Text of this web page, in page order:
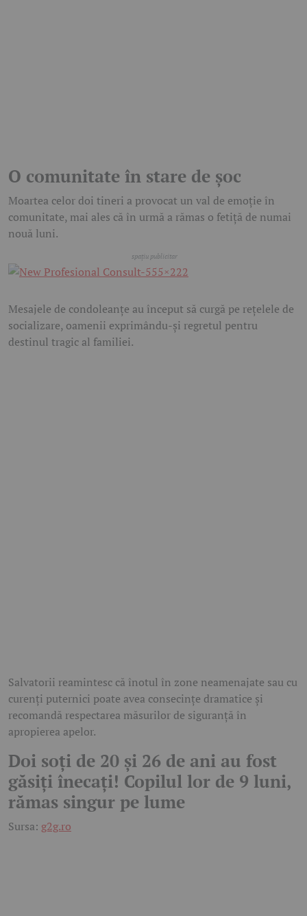
O comunitate în stare de șoc
Moartea celor doi tineri a provocat un val de emoție în
comunitate, mai ales că în urmă a rămas o fetiță de numai
nouă luni.
Mesajele de condoleanțe au început să curgă pe rețelele de
socializare, oamenii exprimându-și regretul pentru
destinul tragic al familiei.
Salvatorii reamintesc că înotul în zone neamenajate sau cu
curenți puternici poate avea consecințe dramatice și
recomandă respectarea măsurilor de siguranță în
apropierea apelor.
Doi soți de 20 și 26 de ani au fost
găsiți înecați! Copilul lor de 9 luni,
rămas singur pe lume
Sursa: g2g.ro